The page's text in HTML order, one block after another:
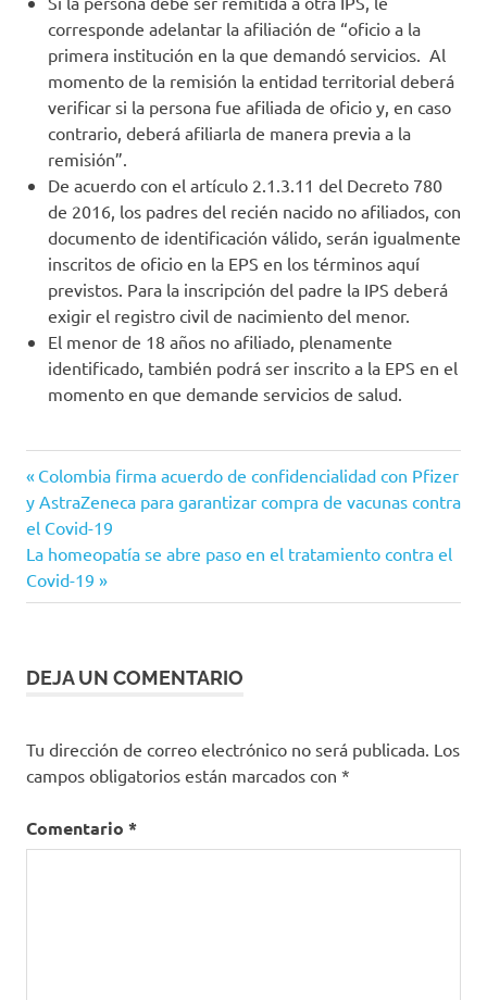
corresponde adelantar la afiliación de “oficio a la
primera institución en la que demandó servicios. Al
momento de la remisión la entidad territorial deberá
verificar si la persona fue afiliada de oficio y, en caso
contrario, deberá afiliarla de manera previa a la
remisión”.
De acuerdo con el artículo 2.1.3.11 del Decreto 780
de 2016, los padres del recién nacido no afiliados, con
documento de identificación válido, serán igualmente
inscritos de oficio en la EPS en los términos aquí
previstos. Para la inscripción del padre la IPS deberá
exigir el registro civil de nacimiento del menor.
El menor de 18 años no afiliado, plenamente
identificado, también podrá ser inscrito a la EPS en el
momento en que demande servicios de salud.
eps
inscripción
ips
SGSSS
Navegación
de
entradas
Entrada
anterior:
Colombia firma acuerdo de confidencialidad con Pfizer
y AstraZeneca para garantizar compra de vacunas contra
el Covid-19
Siguiente
entrada:
La homeopatía se abre paso en el tratamiento contra el
Covid-19
DEJA UN COMENTARIO
Tu dirección de correo electrónico no será publicada. Los
campos obligatorios están marcados con *
Comentario *